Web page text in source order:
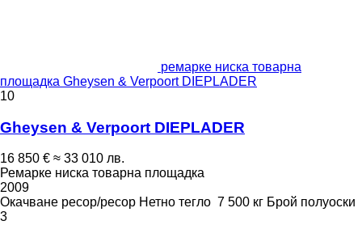
ремарке ниска товарна
площадка Gheysen & Verpoort DIEPLADER
10
Gheysen & Verpoort DIEPLADER
16 850 € ≈ 33 010 лв.
Ремарке ниска товарна площадка
2009
Окачване ресор/ресор Нетно тегло 7 500 кг Брой полуоски
3